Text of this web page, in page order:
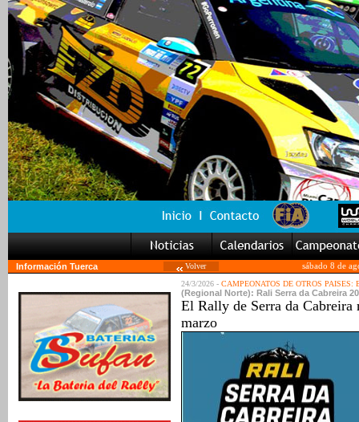
Información Tuerca Volver
sábado 8 de
24/3/2026 - CAMPEONATOS DE OTROS PAISES:
(Regional Norte): Rali Serra da Cabreira
El Rally de Serra da
marzo